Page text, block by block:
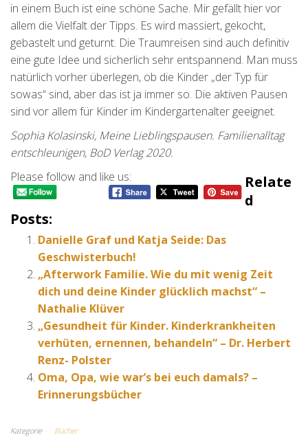
in einem Buch ist eine schöne Sache. Mir gefällt hier vor
allem die Vielfalt der Tipps. Es wird massiert, gekocht,
gebastelt und geturnt. Die Traumreisen sind auch definitiv
eine gute Idee und sicherlich sehr entspannend. Man muss
natürlich vorher überlegen, ob die Kinder „der Typ für
sowas“ sind, aber das ist ja immer so. Die aktiven Pausen
sind vor allem für Kinder im Kindergartenalter geeignet.
Sophia Kolasinski, Meine Lieblingspausen. Familienalltag
entschleunigen, BoD Verlag 2020.
Please follow and like us:
Relate
D
Posts:
Danielle Graf und Katja Seide: Das
Geschwisterbuch!
„Afterwork Familie. Wie du mit wenig Zeit
dich und deine Kinder glücklich machst“ –
Nathalie Klüver
„Gesundheit für Kinder. Kinderkrankheiten
verhüten, ernennen, behandeln“ – Dr. Herbert
Renz- Polster
Oma, Opa, wie war’s bei euch damals? –
Erinnerungsbücher
Kategorie Bücher